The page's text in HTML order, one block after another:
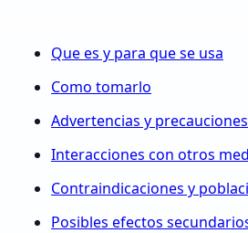
Que es y para que se usa
Como tomarlo
Advertencias y precauciones
Interacciones con otros
Contraindicaciones y
Posibles efectos